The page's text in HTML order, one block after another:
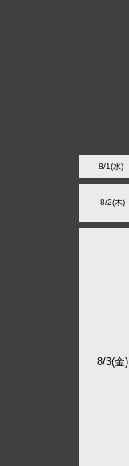
8/1(水)
8/2(木)
8/3(金)